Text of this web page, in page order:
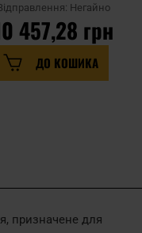
Негайно
457,28 грн
ДО КОШИКА
призначене для